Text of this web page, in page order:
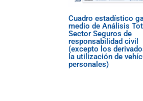
Cuadro estadístico
medio de Análisis
Sector Seguros de
responsabilidad civil
(excepto los
la utilización de
personales)